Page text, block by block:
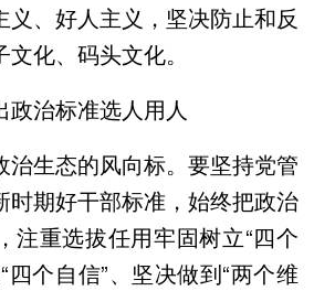
义、好人主义，坚决防止和反
化、码头文化。
治标准选人用人
生态的风向标。要坚持党管
时期好干部标准，始终把政治
注重选拔任用牢固树立“四个
四个自信”、坚决做到“两个维